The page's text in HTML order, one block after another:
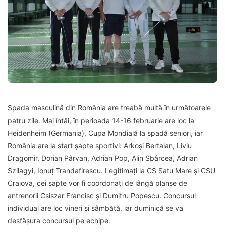
Spada masculină din România are treabă multă în următoarele
patru zile. Mai întâi, în perioada 14-16 februarie are loc la
Heidenheim (Germania), Cupa Mondială la spadă seniori, iar
România are la start şapte sportivi: Arkoşi Bertalan, Liviu
Dragomir, Dorian Pârvan, Adrian Pop, Alin Sbârcea, Adrian
Szilagyi, Ionuţ Trandafirescu. Legitimaţi la CS Satu Mare şi CSU
Craiova, cei şapte vor fi coordonaţi de lângă planşe de
antrenorii Csiszar Francisc şi Dumitru Popescu. Concursul
individual are loc vineri şi sâmbătă, iar duminică se va
desfăşura concursul pe echipe.